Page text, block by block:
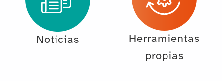
Noticias
Herramientas
propias